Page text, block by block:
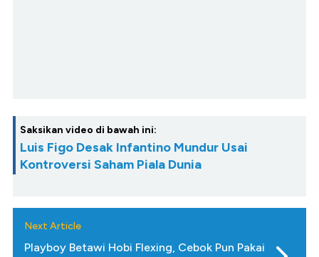
Saksikan video di bawah ini:
Luis Figo Desak Infantino Mundur Usai
Kontroversi Saham Piala Dunia
Next Article
Playboy Betawi Hobi Flexing, Cebok Pun Pakai